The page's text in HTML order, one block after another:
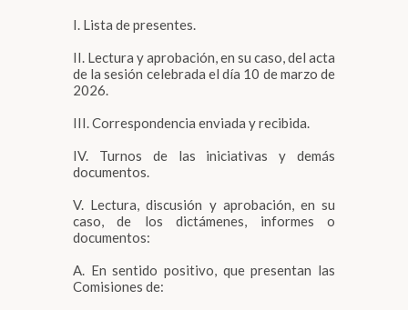
I. Lista de presentes.
II. Lectura y aprobación, en su caso, del acta
de la sesión celebrada el día 10 de marzo de
2026.
III. Correspondencia enviada y recibida.
IV. Turnos de las iniciativas y demás
documentos.
V. Lectura, discusión y aprobación, en su
caso, de los dictámenes, informes o
documentos:
A. En sentido positivo, que presentan las
Comisiones de: